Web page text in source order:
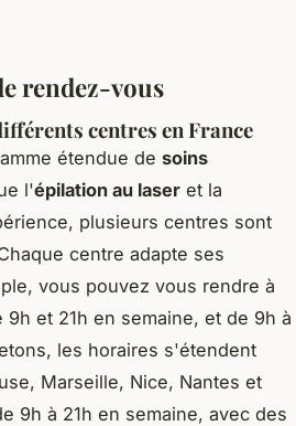
rendez-vous
centres en France
étendue de soins
l'épilation au laser et la
plusieurs centres sont
centre adapte ses
vous pouvez vous rendre à
et 21h en semaine, et de 9h à
les horaires s'étendent
Marseille, Nice, Nantes et
9h à 21h en semaine, avec des